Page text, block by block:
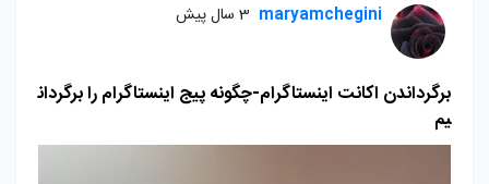
maryamchegini 3 سال پیش
برگرداندن اکانت اینستاگرام-چگونه پیج اینستاگرام را برگردان
یم